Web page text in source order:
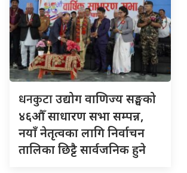
धनकुटाउद्योग वाणिज्य सङ्घको
४६औँ साधारण सभा सम्पन्न,
नयाँ नेतृत्वका लागि निर्वाचन
तालिका छिट्टै सार्वजनिक हुने